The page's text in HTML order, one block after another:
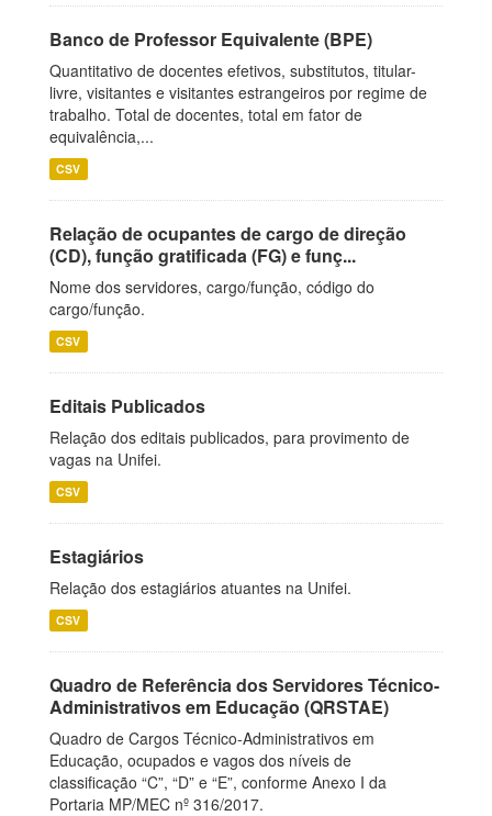
Banco de Professor Equivalente (BPE)
Quantitativo de docentes efetivos, substitutos, titular-
livre, visitantes e visitantes estrangeiros por regime de
trabalho. Total de docentes, total em fator de
equivalência,...
CSV
Relação de ocupantes de cargo de direção
(CD), função gratificada (FG) e funç...
Nome dos servidores, cargo/função, código do
cargo/função.
CSV
Editais Publicados
Relação dos editais publicados, para provimento de
vagas na Unifei.
CSV
Estagiários
Relação dos estagiários atuantes na Unifei.
CSV
Quadro de Referência dos Servidores Técnico-
Administrativos em Educação (QRSTAE)
Quadro de Cargos Técnico-Administrativos em
Educação, ocupados e vagos dos níveis de
classificação “C”, “D” e “E”, conforme Anexo I da
Portaria MP/MEC nº 316/2017.